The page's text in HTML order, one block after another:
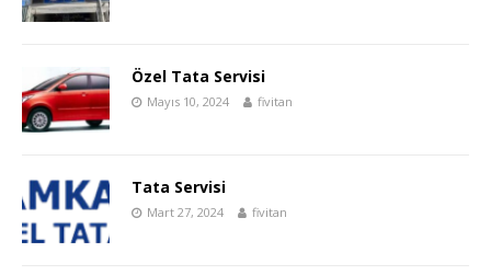
Özel Tata Servisi
Mayıs 10, 2024 fivitan
Tata Servisi
Mart 27, 2024 fivitan